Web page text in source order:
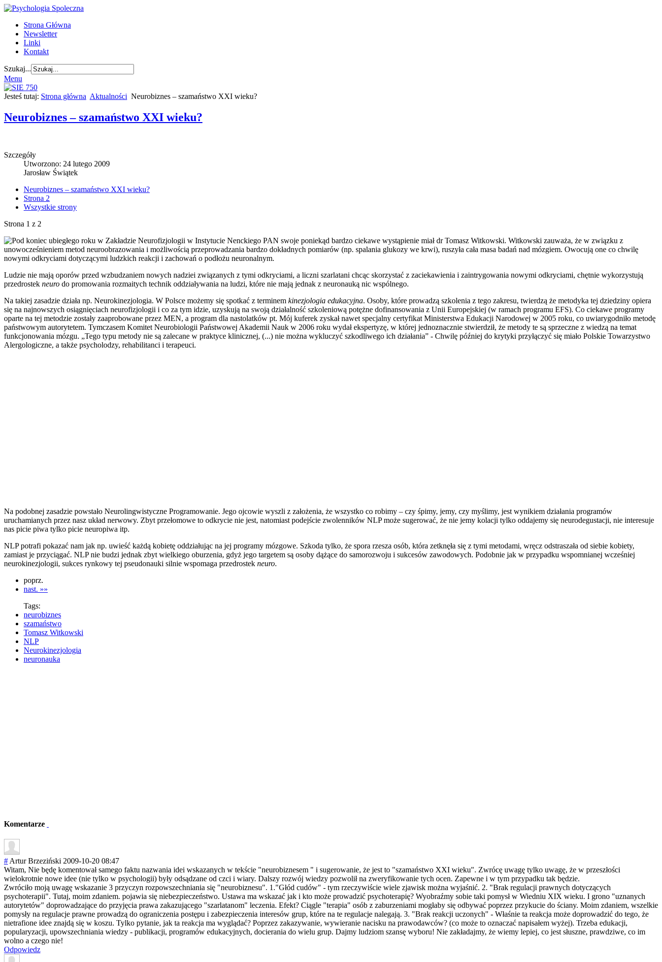
Strona Główna
Newsletter
Linki
Kontakt
Szukaj...
Menu
Jesteś tutaj: Strona główna Aktualności Neurobiznes – szamaństwo XXI wieku?
Neurobiznes – szamaństwo XXI wieku?
Szczegóły
Utworzono: 24 lutego 2009
Jarosław Świątek
Neurobiznes – szamaństwo XXI wieku?
Strona 2
Wszystkie strony
Strona 1 z 2
Pod koniec ubiegłego roku w Zakładzie Neurofizjologii w Instytucie Nenckiego PAN swoje poniekąd bardzo ciekawe wystąpienie miał dr Tomasz Witkowski. Witkowski zauważa, że w związku z
unowocześnieniem metod neuroobrazowania i możliwością przeprowadzania bardzo dokładnych pomiarów (np. spalania glukozy we krwi), ruszyła cała masa badań nad mózgiem. Owocują one co chwilę
nowymi odkryciami dotyczącymi ludzkich reakcji i zachowań o podłożu neuronalnym.
Ludzie nie mają oporów przed wzbudzaniem nowych nadziei związanych z tymi odkryciami, a liczni szarlatani chcąc skorzystać z zaciekawienia i zaintrygowania nowymi odkryciami, chętnie wykorzystują
przedrostek neuro do promowania rozmaitych technik oddziaływania na ludzi, które nie mają jednak z neuronauką nic wspólnego.
Na takiej zasadzie działa np. Neurokinezjologia. W Polsce możemy się spotkać z terminem kinezjologia edukacyjna. Osoby, które prowadzą szkolenia z tego zakresu, twierdzą że metodyka tej dziedziny opiera
się na najnowszych osiągnięciach neurofizjologii i co za tym idzie, uzyskują na swoją działalność szkoleniową potężne dofinansowania z Unii Europejskiej (w ramach programu EFS). Co ciekawe programy
oparte na tej metodzie zostały zaaprobowane przez MEN, a program dla nastolatków pt. Mój kuferek zyskał nawet specjalny certyfikat Ministerstwa Edukacji Narodowej w 2005 roku, co uwiarygodniło metodę
państwowym autorytetem. Tymczasem Komitet Neurobiologii Państwowej Akademii Nauk w 2006 roku wydał ekspertyzę, w której jednoznacznie stwierdził, że metody te są sprzeczne z wiedzą na temat
funkcjonowania mózgu. „Tego typu metody nie są zalecane w praktyce klinicznej, (...) nie można wykluczyć szkodliwego ich działania” - Chwilę później do krytyki przyłączyć się miało Polskie Towarzystwo
Alergologiczne, a także psycholodzy, rehabilitanci i terapeuci.
Na podobnej zasadzie powstało Neurolingwistyczne Programowanie. Jego ojcowie wyszli z założenia, że wszystko co robimy – czy śpimy, jemy, czy myślimy, jest wynikiem działania programów
uruchamianych przez nasz układ nerwowy. Zbyt przełomowe to odkrycie nie jest, natomiast podejście zwolenników NLP może sugerować, że nie jemy kolacji tylko oddajemy się neurodegustacji, nie interesuje
nas picie piwa tylko picie neuropiwa itp.
NLP potrafi pokazać nam jak np. uwieść każdą kobietę oddziałując na jej programy mózgowe. Szkoda tylko, że spora rzesza osób, która zetknęła się z tymi metodami, wręcz odstraszała od siebie kobiety,
zamiast je przyciągać. NLP nie budzi jednak zbyt wielkiego oburzenia, gdyż jego targetem są osoby dążące do samorozwoju i sukcesów zawodowych. Podobnie jak w przypadku wspomnianej wcześniej
neurokinezjologii, sukces rynkowy tej pseudonauki silnie wspomaga przedrostek neuro.
poprz.
nast. »»
Tags:
neurobiznes
szamaństwo
Tomasz Witkowski
NLP
Neurokinezjologia
neuronauka
Komentarze
# Artur Brzeziński 2009-10-20 08:47
Witam, Nie będę komentował samego faktu nazwania idei wskazanych w tekście "neurobiznesem " i sugerowanie, że jest to "szamaństwo XXI wieku". Zwrócę uwagę tylko uwagę, że w przeszłości
wielokrotnie nowe idee (nie tylko w psychologii) były odsądzane od czci i wiary. Dalszy rozwój wiedzy pozwolił na zweryfikowanie tych ocen. Zapewne i w tym przypadku tak będzie.
Zwróciło moją uwagę wskazanie 3 przyczyn rozpowszechniania się "neurobiznesu". 1."Głód cudów" - tym rzeczywiście wiele zjawisk można wyjaśnić. 2. "Brak regulacji prawnych dotyczących
psychoterapii". Tutaj, moim zdaniem. pojawia się niebezpieczeństwo. Ustawa ma wskazać jak i kto może prowadzić psychoterapię? Wyobraźmy sobie taki pomysł w Wiedniu XIX wieku. I grono "uznanych
autorytetów" doprowadzające do przyjęcia prawa zakazującego "szarlatanom" leczenia. Efekt? Ciągle "terapia" osób z zaburzeniami mogłaby się odbywać poprzez przykucie do ściany. Moim zdaniem, wszelkie
pomysły na regulacje prawne prowadzą do ograniczenia postępu i zabezpieczenia interesów grup, które na te regulacje nalegają. 3. "Brak reakcji uczonych" - Właśnie ta reakcja może doprowadzić do tego, że
nietrafione idee znajdą się w koszu. Tylko pytanie, jak ta reakcja ma wyglądać? Poprzez zakazywanie, wywieranie nacisku na prawodawców? (co może to oznaczać napisałem wyżej). Trzeba edukacji,
popularyzacji, upowszechniania wiedzy - publikacji, programów edukacyjnych, docierania do wielu grup. Dajmy ludziom szansę wyboru! Nie zakładajmy, że wiemy lepiej, co jest słuszne, prawdziwe, co im
wolno a czego nie!
Odpowiedz